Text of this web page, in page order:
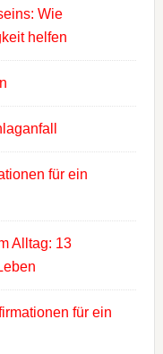
Wie
helfen
für ein
Alltag: 13
für ein